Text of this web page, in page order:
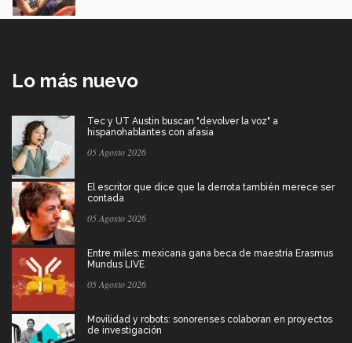
Lo más nuevo
Tec y UT Austin buscan "devolver la voz" a
hispanohablantes con afasia
05 Agosto 2026
El escritor que dice que la derrota también merece ser
contada
05 Agosto 2026
Entre miles: mexicana gana beca de maestría Erasmus
Mundus LIVE
05 Agosto 2026
Movilidad y robots: sonorenses colaboran en proyectos
de investigación